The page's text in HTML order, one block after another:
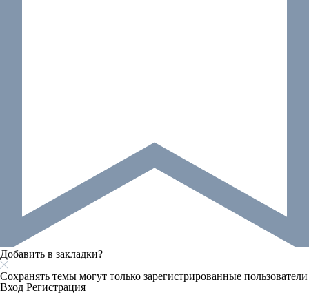
Добавить в закладки?
Сохранять темы могут только зарегистрированные пользователи
Вход Регистрация